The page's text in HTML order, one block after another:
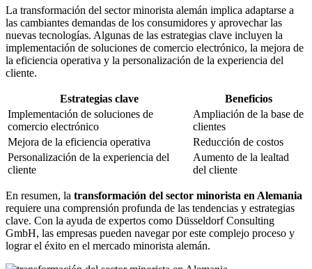
La transformación del sector minorista alemán implica adaptarse a
las cambiantes demandas de los consumidores y aprovechar las
nuevas tecnologías. Algunas de las estrategias clave incluyen la
implementación de soluciones de comercio electrónico, la mejora de
la eficiencia operativa y la personalización de la experiencia del
cliente.
Estrategias clave
Beneficios
Implementación de soluciones de
comercio electrónico
Ampliación de la base de
clientes
Mejora de la eficiencia operativa
Reducción de costos
Personalización de la experiencia del
cliente
Aumento de la lealtad
del cliente
En resumen, la transformación del sector minorista en Alemania
requiere una comprensión profunda de las tendencias y estrategias
clave. Con la ayuda de expertos como Düsseldorf Consulting
GmbH, las empresas pueden navegar por este complejo proceso y
lograr el éxito en el mercado minorista alemán.